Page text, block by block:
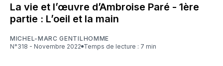
La vie et l’œuvre d’Ambroise Paré - 1ère
partie : L’oeil et la main
MICHEL-MARC GENTILHOMME
N°318 - Novembre 2022
Temps de lecture : 7 min